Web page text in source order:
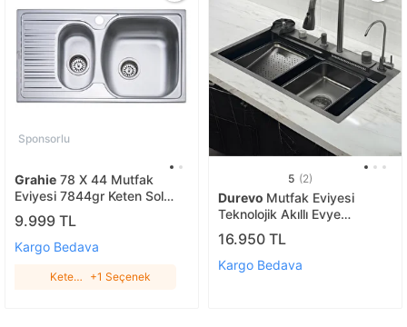
Sponsorlu
Grahie 78 X 44 Mutfak
Eviyesi 7844gr Keten Sol
Damlalıklı
9.999 TL
Kargo Bedava
Keten
+1 Seçenek
5 (2)
Durevo Mutfak Eviyesi
Teknolojik Akıllı Evye
Paslanmaz Çelik Bal Peteği
Yüzey- SİYAH Siyah
16.950 TL
Kargo Bedava